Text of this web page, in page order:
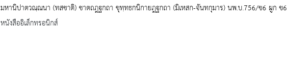
มหานิปาตวณฺณนา (ทสชาติ) ชาตถฎฐกถา ขุทฺทธกนิกายฎฐกถา (มิเหสก-จันทกุมาร) นพ.บ.756/ข6 ผูก ข6
หนังสืออิเล็กทรอนิกส์